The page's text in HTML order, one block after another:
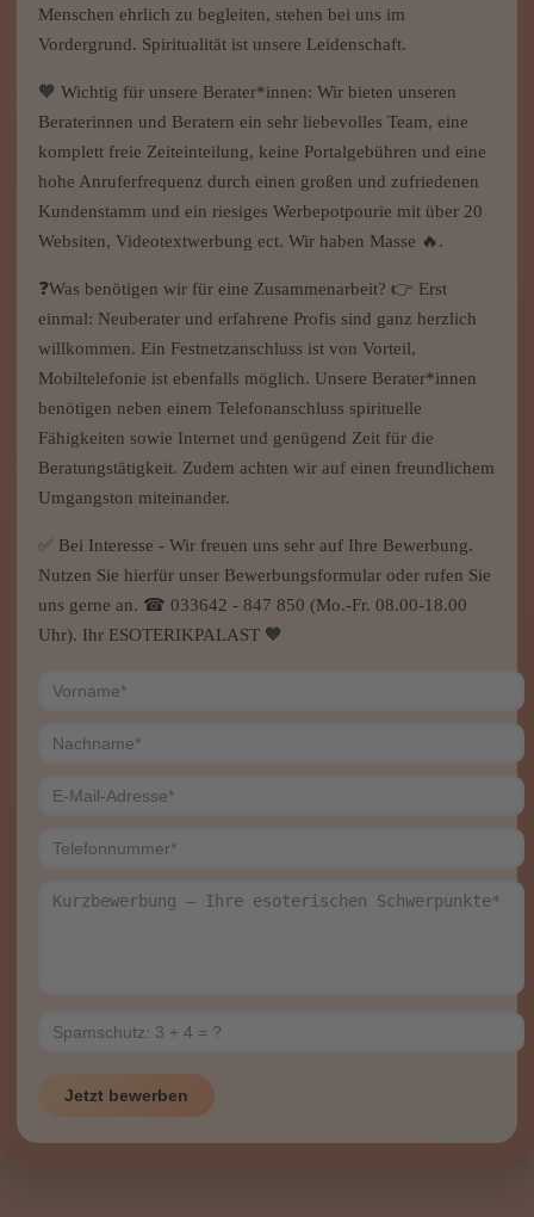
Menschen ehrlich zu begleiten, stehen bei uns im
Vordergrund. Spiritualität ist unsere Leidenschaft.
🧡 Wichtig für unsere Berater*innen: Wir bieten unseren
Beraterinnen und Beratern ein sehr liebevolles Team, eine
komplett freie Zeiteinteilung, keine Portalgebühren und eine
hohe Anruferfrequenz durch einen großen und zufriedenen
Kundenstamm und ein riesiges Werbepotpourie mit über 20
Websiten, Videotextwerbung ect. Wir haben Masse 🔥.
❓Was benötigen wir für eine Zusammenarbeit? 👉 Erst
einmal: Neuberater und erfahrene Profis sind ganz herzlich
willkommen. Ein Festnetzanschluss ist von Vorteil,
Mobiltelefonie ist ebenfalls möglich. Unsere Berater*innen
benötigen neben einem Telefonanschluss spirituelle
Fähigkeiten sowie Internet und genügend Zeit für die
Beratungstätigkeit. Zudem achten wir auf einen freundlichem
Umgangston miteinander.
✅ Bei Interesse - Wir freuen uns sehr auf Ihre Bewerbung.
Nutzen Sie hierfür unser Bewerbungsformular oder rufen Sie
uns gerne an. ☎ 033642 - 847 850 (Mo.-Fr. 08.00-18.00
Uhr). Ihr ESOTERIKPALAST 🧡
Jetzt bewerben